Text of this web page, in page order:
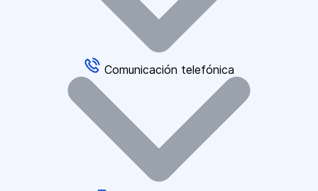
Comunicación telefónica